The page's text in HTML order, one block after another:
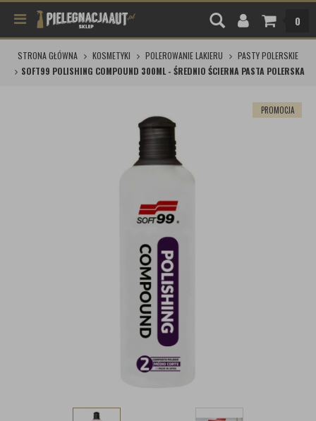
0
STRONA GŁÓWNA KOSMETYKI POLEROWANIE LAKIERU
PASTY POLERSKIE
SOFT99 POLISHING COMPOUND 300ML - ŚREDNIO ŚCIERNA PASTA POLERSKA
PROMOCJA